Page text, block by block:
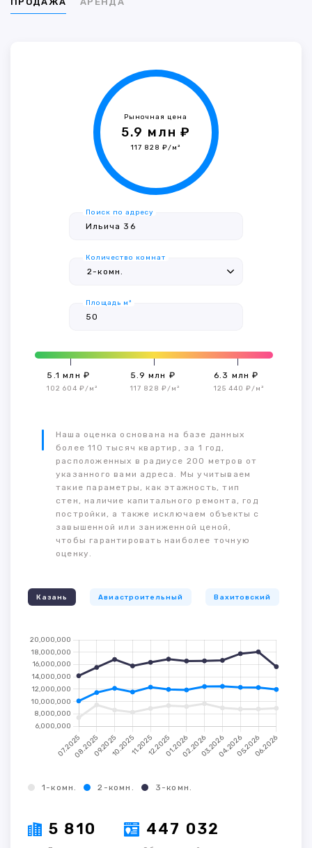
Рыночная цена
5.9 млн ₽
117 828 ₽/м²
Поиск по адресу
Количество комнат
Площадь м²
5.1 млн ₽
102 604 ₽/м²
5.9 млн ₽
117 828 ₽/м²
6.3 млн ₽
125 440 ₽/м²
Наша оценка основана на базе данных
более 110 тысяч квартир, за 1 год,
расположенных в радиусе 200 метров от
указанного вами адреса. Мы учитываем
такие параметры, как этажность, тип
стен, наличие капитального ремонта, год
постройки, а также исключаем объекты с
завышенной или заниженной ценой,
чтобы гарантировать наиболее точную
оценку.
Казань Авиастроительный Вахитовский
1-комн. 2-комн. 3-комн.
5 810 447 032